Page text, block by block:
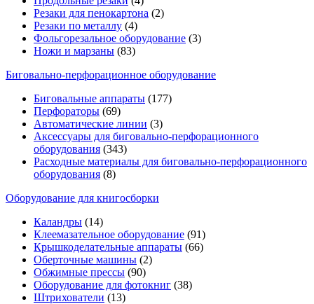
Резаки для пенокартона (2)
Резаки по металлу (4)
Фольгорезальное оборудование (3)
Ножи и марзаны (83)
Биговально-перфорационное оборудование
Биговальные аппараты (177)
Перфораторы (69)
Автоматические линии (3)
Аксессуары для биговально-перфорационного
оборудования (343)
Расходные материалы для биговально-перфорационного
оборудования (8)
Оборудование для книгосборки
Каландры (14)
Клеемазательное оборудование (91)
Крышкоделательные аппараты (66)
Оберточные машины (2)
Обжимные прессы (90)
Оборудование для фотокниг (38)
Штрихователи (13)